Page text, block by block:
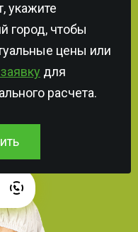
укажите
город, чтобы
цены или
для
расчета.